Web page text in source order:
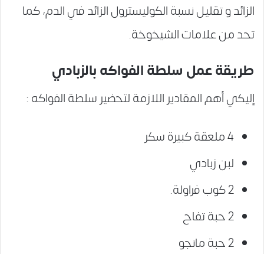
الزائد و تقليل نسبة الكوليسترول الزائد في الدم، كما
تحد من علامات الشيخوخة.
طريقة عمل سلطة الفواكه بالزبادي
إليكي أهم المقادير اللازمة لتحضير سلطة الفواكه :
4 ملعقة كبيرة سكر
لبن زبادي
2 كوب فراولة.
2 حبة تفاح
2 حبة مانجو